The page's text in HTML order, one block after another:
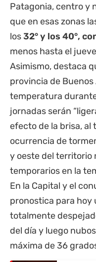
Patagonia, centro y
que en esas zonas
los32° y los 40°,
menos hasta el
Asimismo, destaca
provincia de Buenos
temperatura
jornadas serán
efecto de la brisa, al
ocurrencia de
y oeste del territorio
temporarios en la
En la Capital y el
pronostica para hoy
totalmente
del día y luego
máxima de 36